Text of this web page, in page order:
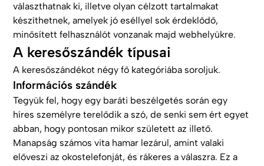
választhatnak ki, illetve olyan célzott tartalmakat
készíthetnek, amelyek jó eséllyel sok érdeklődő,
minősített felhasználót vonzanak majd webhelyükre.
A keresőszándék típusai
A keresőszándékot négy fő kategóriába soroljuk.
Információs szándék
Tegyük fel, hogy egy baráti beszélgetés során egy
híres személyre terelődik a szó, de senki sem ért egyet
abban, hogy pontosan mikor született az illető.
Manapság számos vita hamar lezárul, amint valaki
előveszi az okostelefonját, és rákeres a válaszra. Ez a